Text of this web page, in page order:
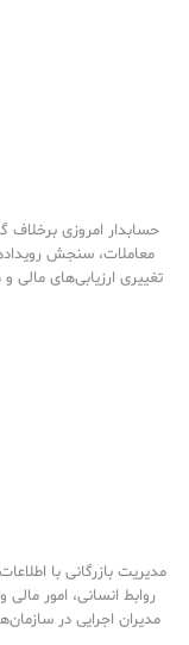
حسابدار امروزی
معاملات، سنجش
تغییری ارزیابی‌های مالی
مدیریت بازرگانی با
روابط انسانی، امور
مدیران اجرایی در